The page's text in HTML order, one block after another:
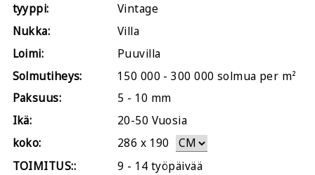
tyyppi:
Vintage
Nukka:
Villa
Loimi:
Puuvilla
Solmutiheys:
150 000 - 300 000 solmua per m²
Paksuus:
5 - 10 mm
Ikä:
20-50 Vuosia
koko:
286 x 190
TOIMITUS::
9 - 14 työpäivää